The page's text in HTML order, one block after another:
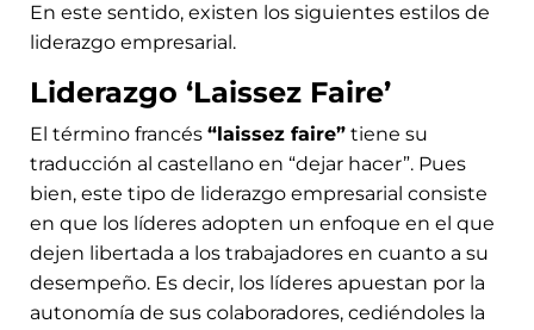
En este sentido, existen los siguientes estilos de
liderazgo empresarial.
Liderazgo ‘Laissez Faire’
El término francés “laissez faire” tiene su
traducción al castellano en “dejar hacer”. Pues
bien, este tipo de liderazgo empresarial consiste
en que los líderes adopten un enfoque en el que
dejen libertada a los trabajadores en cuanto a su
desempeño. Es decir, los líderes apuestan por la
autonomía de sus colaboradores, cediéndoles la